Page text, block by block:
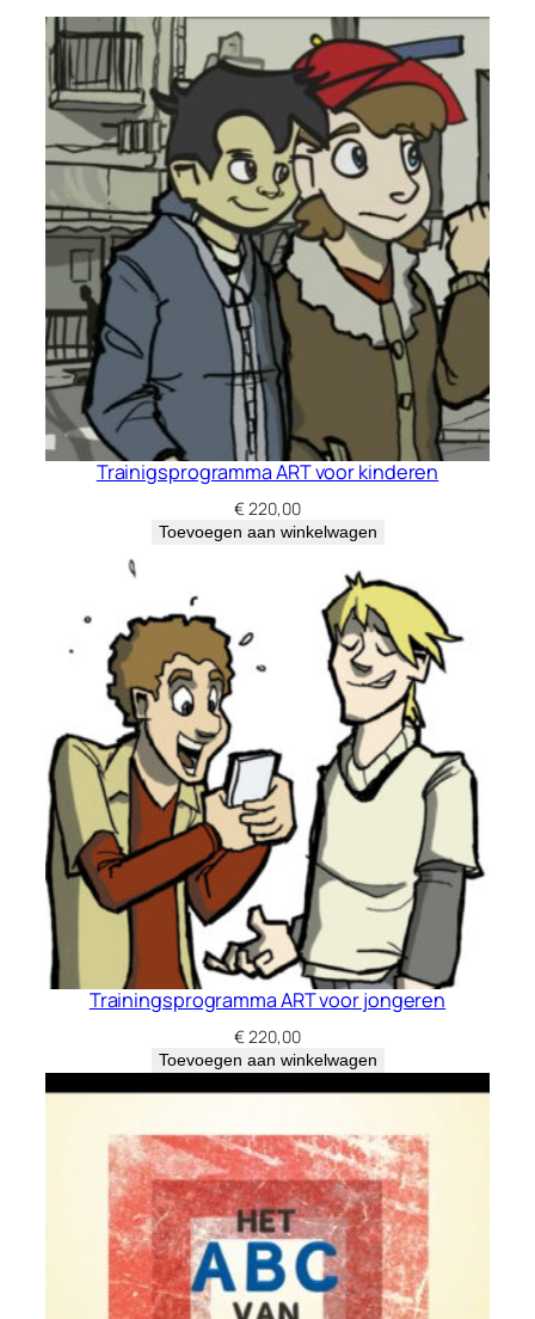
Trainigsprogramma ART voor kinderen
€220,00
Toevoegen aan winkelwagen
Trainingsprogramma ART voor jongeren
€220,00
Toevoegen aan winkelwagen